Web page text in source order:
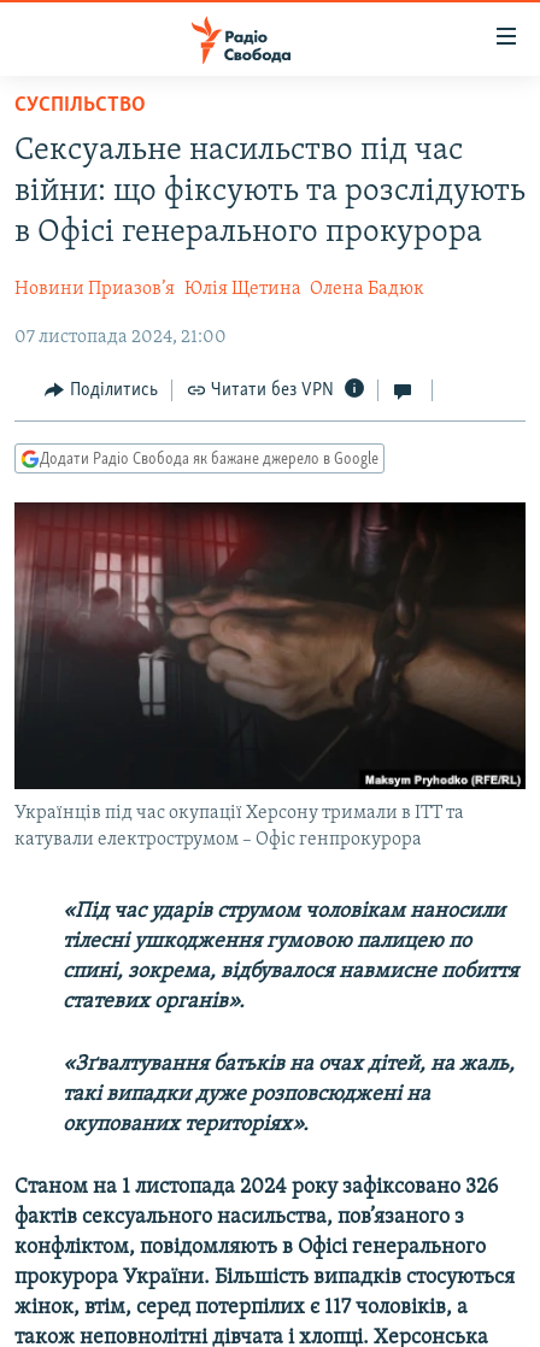
Перейти
основного
матеріалу
Перейти
до
основної
Перейти
пошуку
ВСЕ ЗА ДОБУ
СТАТТІ
ЕКОНОМІКА
СУСПІЛЬСТВО
КУЛЬТУРА
УКРАЇНА
РОСІЙСЬКА «ФІЛЬТРАЦІЯ»
ДОНБАС.РЕАЛІЇ
КРИМ.РЕАЛІЇ
СХЕМИ
КИТАЙ.ВИКЛИКИ
МУЛЬТИМЕДІА
ФОТО
СПЕЦПРОЄКТИ
РУС
УКР
ДОЛУЧАЙСЯ!
Усі сайти RFE/RL
СУСПІЛЬСТВО
Сексуальне насильство під час
війни: що фіксують та розслідують
в Офісі генерального прокурора
Новини Приазов’я Юлія Щетина Олена Бадюк
07 листопада 2024, 21:00
Поділитись Читати без VPN
Додати Радіо Свобода як бажане джерело в Google
Українців під час окупації Херсону тримали в ІТТ та
катували електрострумом – Офіс генпрокурора
«Під час ударів струмом чоловікам наносили
тілесні ушкодження гумовою палицею по
спині, зокрема, відбувалося навмисне побиття
статевих органів».
«Зґвалтування батьків на очах дітей, на жаль,
такі випадки дуже розповсюджені на
окупованих територіях».
Станом на 1 листопада 2024 року зафіксовано 326
фактів сексуального насильства, пов’язаного з
конфліктом, повідомляють в Офісі генерального
прокурора України. Більшість випадків стосуються
жінок, втім, серед потерпілих є 117 чоловіків, а
також неповнолітні дівчата і хлопці. Херсонська